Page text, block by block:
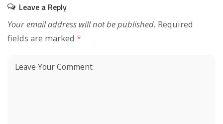
Leave a Reply
Your email address will not be published. Required
fields are marked *